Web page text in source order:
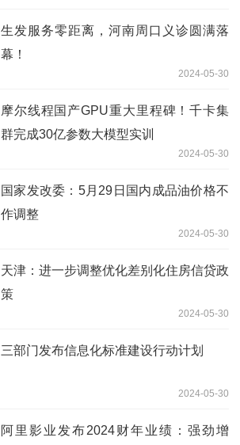
生发服务零距离，河南周口义诊圆满落
幕！
2024-05-30
摩尔线程国产GPU重大里程碑！千卡集
群完成30亿参数大模型实训
2024-05-30
国家发改委：5月29日国内成品油价格不
作调整
2024-05-30
天津：进一步调整优化差别化住房信贷政
策
2024-05-30
三部门发布信息化标准建设行动计划
2024-05-30
阿里影业发布2024财年业绩：强劲增